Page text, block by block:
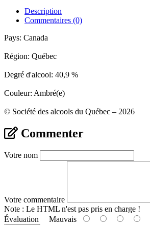
Description
Commentaires (0)
Pays: Canada
Région: Québec
Degré d'alcool: 40,9 %
Couleur: Ambré(e)
© Société des alcools du Québec – 2026
Commenter
Votre nom
Votre commentaire
Note : Le HTML n'est pas pris en charge !
Évaluation Mauvais